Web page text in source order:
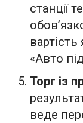
станції
«Авто
Торг із
веде